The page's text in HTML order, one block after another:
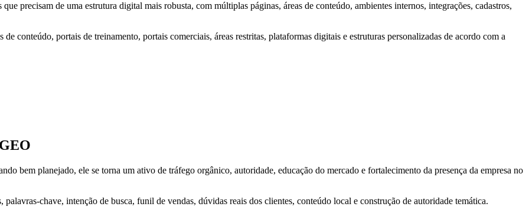
precisam de uma estrutura digital mais robusta, com múltiplas páginas, áreas de conteúdo, ambientes internos, integrações, cadastros,
conteúdo, portais de treinamento, portais comerciais, áreas restritas, plataformas digitais e estruturas personalizadas de acordo com a
bem planejado, ele se torna um ativo de tráfego orgânico, autoridade, educação do mercado e fortalecimento da presença da empresa no
chave, intenção de busca, funil de vendas, dúvidas reais dos clientes, conteúdo local e construção de autoridade temática.